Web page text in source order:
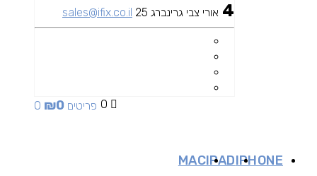
4 אורי צבי גרינברג 25 sales@ifix.co.il
0 0 פריטים ₪0
IPHONE
IPAD
MAC